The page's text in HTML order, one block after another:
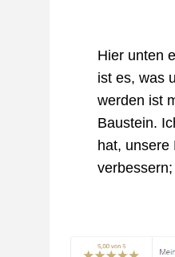
Hier unten
ist es, was
werden ist
Baustein.
hat, unsere